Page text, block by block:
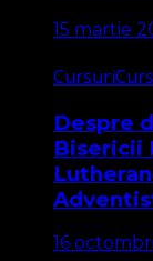
15 martie
Cursuri
Despre
Bisericii
16